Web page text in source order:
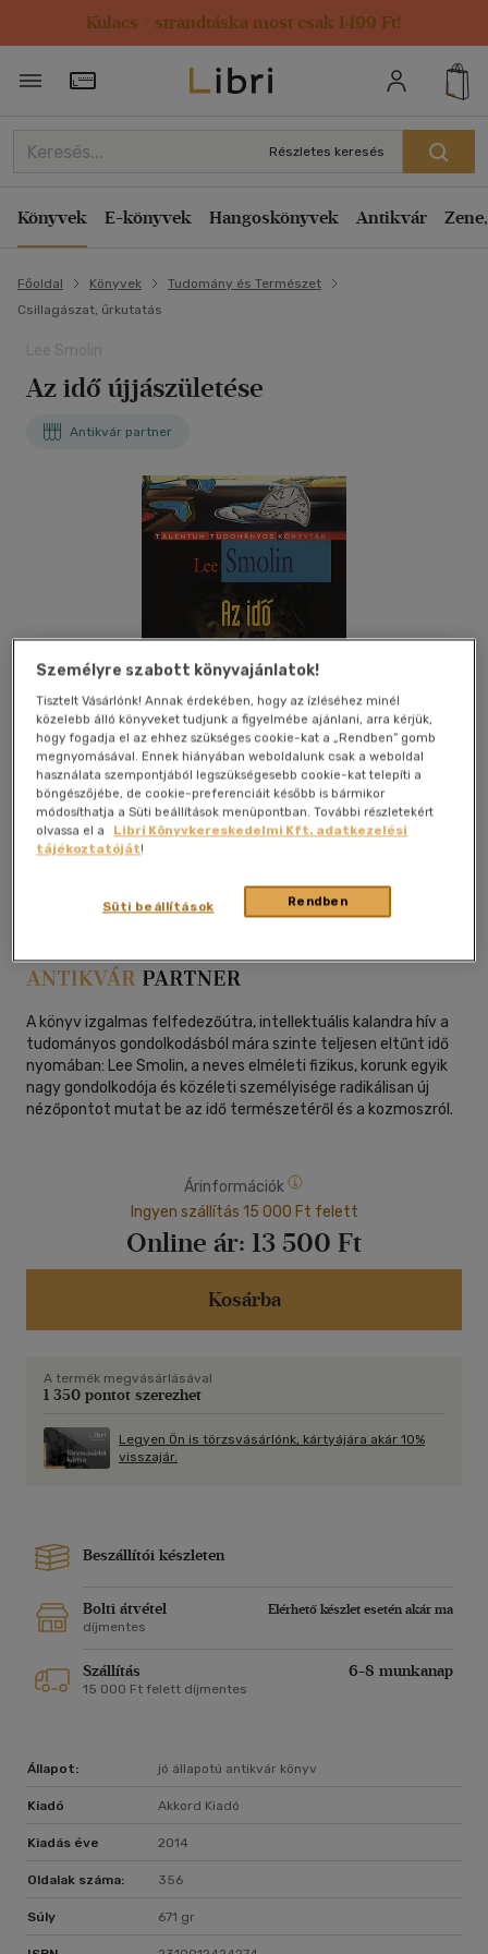
Kulacs / strandtáska most csak 1499 Ft!
Törzsvásárlói Kártya adatai
Részletes keresés
Könyvek E-könyvek Hangoskönyvek Antikvár
Főoldal Könyvek
Tudomány és Természet
Csillagászat, űrkutatás
Az idő újjászületése
Antikvár partner
Kívánságlistához adom
A könyv izgalmas felfedezőútra, intellektuális kalandra hív a
tudományos gondolkodásból mára szinte teljesen eltűnt idő
nyomában: Lee Smolin, a neves elméleti fizikus, korunk egyik
nagy gondolkodója és közéleti személyisége radikálisan új
nézőpontot mutat be az idő természetéről és a kozmoszról.
Árinformációk
Ingyen szállítás 15 000 Ft felett
Online ár: 13 500 Ft
Kosárba
A termék megvásárlásával
1 350 pontot szerezhet
Legyen Ön is törzsvásárlónk, kártyájára akár 10%
visszajár.
Beszállítói készleten
Bolti átvétel
Elérhető készlet esetén akár ma
díjmentes
Szállítás 6-8 munkanap
15 000 Ft felett díjmentes
Állapot: jó állapotú antikvár könyv
Kiadó Akkord Kiadó
Kiadás éve 2014
Oldalak száma: 356
Súly 671 gr
Személyre szabott könyvajánlatok!
Tisztelt Vásárlónk! Annak érdekében, hogy az ízléséhez minél
közelebb álló könyveket tudjunk a figyelmébe ajánlani, arra kérjük,
hogy fogadja el az ehhez szükséges cookie-kat a „Rendben” gomb
megnyomásával. Ennek hiányában weboldalunk csak a weboldal
használata szempontjából legszükségesebb cookie-kat telepíti a
böngészőjébe, de cookie-preferenciáit később is bármikor
módosíthatja a Süti beállítások menüpontban. További részletekért
olvassa el a
Libri Könyvkereskedelmi Kft. adatkezelési
tájékoztatóját!
Rendben
Süti beállítások